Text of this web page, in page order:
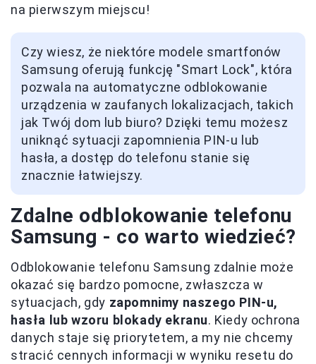
na pierwszym miejscu!
Czy wiesz, że niektóre modele smartfonów
Samsung oferują funkcję "Smart Lock", która
pozwala na automatyczne odblokowanie
urządzenia w zaufanych lokalizacjach, takich
jak Twój dom lub biuro? Dzięki temu możesz
uniknąć sytuacji zapomnienia PIN-u lub
hasła, a dostęp do telefonu stanie się
znacznie łatwiejszy.
Zdalne odblokowanie telefonu
Samsung - co warto wiedzieć?
Odblokowanie telefonu Samsung zdalnie może
okazać się bardzo pomocne, zwłaszcza w
sytuacjach, gdy zapomnimy naszego PIN-u,
hasła lub wzoru blokady ekranu. Kiedy ochrona
danych staje się priorytetem, a my nie chcemy
stracić cennych informacji w wyniku resetu do